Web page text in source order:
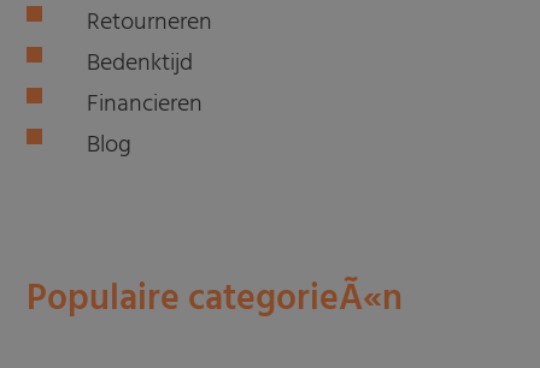
Retourneren
Bedenktijd
Financieren
Blog
Populaire categorieÃ«n